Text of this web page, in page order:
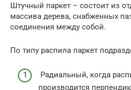
Штучный паркет – состоит из
массива дерева, снабженных
соединения между собой.
По типу распила паркет
Радиальный, когда
производится